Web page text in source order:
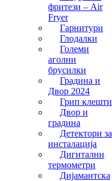
фритези – Air
Fryer
Гарнитури
Глодалки
Големи
аголни
брусилки
Градина и
Двор 2024
Грип клешти
Двор и
градина
Детектори за
инсталација
Дигитални
термометри
Дијамантска